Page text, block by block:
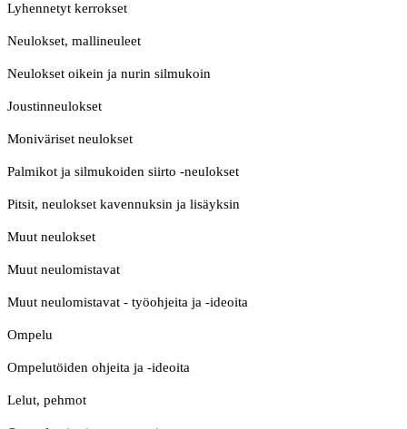
Lyhennetyt kerrokset
Neulokset, mallineuleet
Neulokset oikein ja nurin silmukoin
Joustinneulokset
Moniväriset neulokset
Palmikot ja silmukoiden siirto -neulokset
Pitsit, neulokset kavennuksin ja lisäyksin
Muut neulokset
Muut neulomistavat
Muut neulomistavat - työohjeita ja -ideoita
Ompelu
Ompelutöiden ohjeita ja -ideoita
Lelut, pehmot